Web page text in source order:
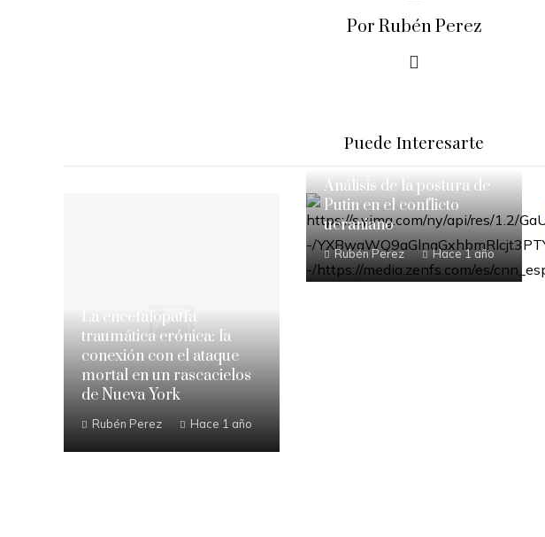
Por Rubén Perez
Puede Interesarte
La encefalopatía
traumática crónica: la
conexión con el ataque
mortal en un rascacielos
de Nueva York
Rubén Perez Hace 1 año
Análisis de la postura de
Putin en el conflicto
ucraniano
Rubén Perez Hace 1 año